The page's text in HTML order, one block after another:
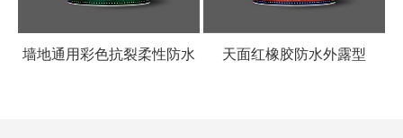
墙地通用彩色抗裂柔性防水 天面红橡胶防水外露型